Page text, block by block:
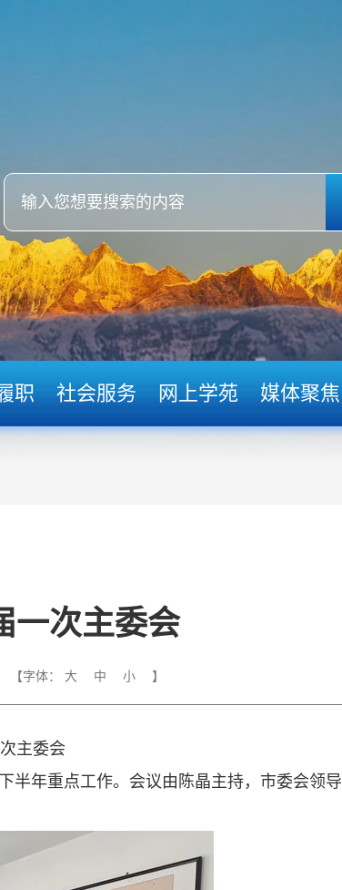
职 社会服务 网上学苑 媒体聚焦
一次主委会
【字体： 大 中 小 】
主委会
半年重点工作。会议由陈晶主持，市委会领导